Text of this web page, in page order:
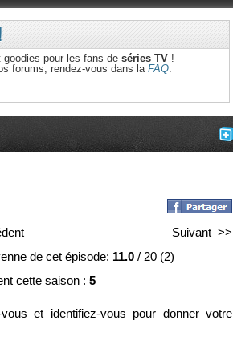
pour les fans de séries TV!
forums, rendez-vous dans la FAQ.
Suivant >>
de cet épisode: 11.0/ 20(2)
cette saison : 5
vous et identifiez-vous pour donner votre